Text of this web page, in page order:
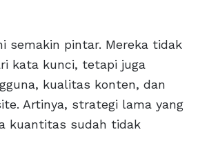
semakin pintar. Mereka tidak
kata kunci, tetapi juga
kualitas konten, dan
Artinya, strategi lama yang
kuantitas sudah tidak